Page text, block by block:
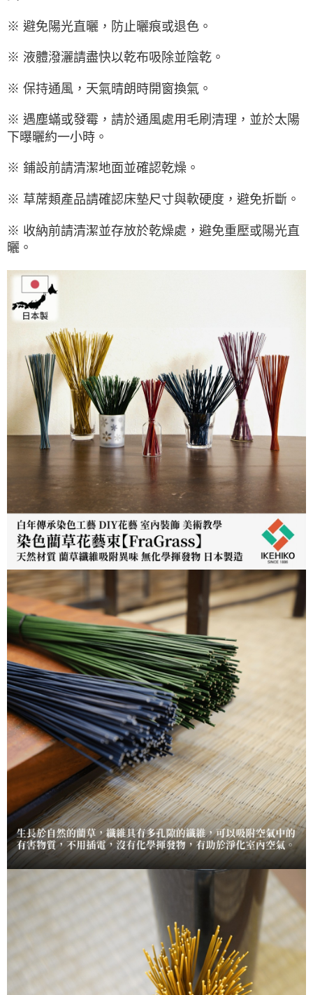
※ 避免陽光直曬，防止曬痕或退色。
※ 液體潑灑請盡快以乾布吸除並陰乾。
※ 保持通風，天氣晴朗時開窗換氣。
※ 遇塵蟎或發霉，請於通風處用毛刷清理，並於太陽
下曝曬約一小時。
※ 鋪設前請清潔地面並確認乾燥。
※ 草蓆類產品請確認床墊尺寸與軟硬度，避免折斷。
※ 收納前請清潔並存放於乾燥處，避免重壓或陽光直
曬。